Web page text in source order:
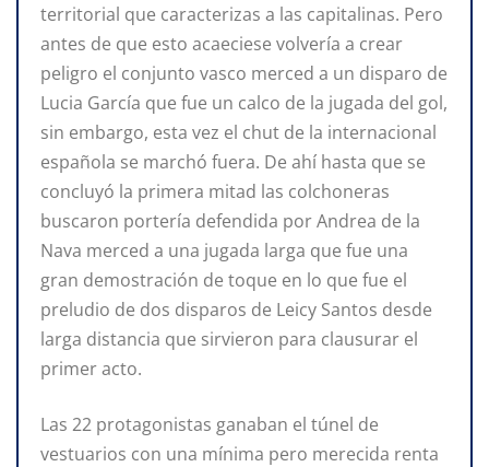
territorial que caracterizas a las capitalinas. Pero
antes de que esto acaeciese volvería a crear
peligro el conjunto vasco merced a un disparo de
Lucia García que fue un calco de la jugada del gol,
sin embargo, esta vez el chut de la internacional
española se marchó fuera. De ahí hasta que se
concluyó la primera mitad las colchoneras
buscaron portería defendida por Andrea de la
Nava merced a una jugada larga que fue una
gran demostración de toque en lo que fue el
preludio de dos disparos de Leicy Santos desde
larga distancia que sirvieron para clausurar el
primer acto.
Las 22 protagonistas ganaban el túnel de
vestuarios con una mínima pero merecida renta